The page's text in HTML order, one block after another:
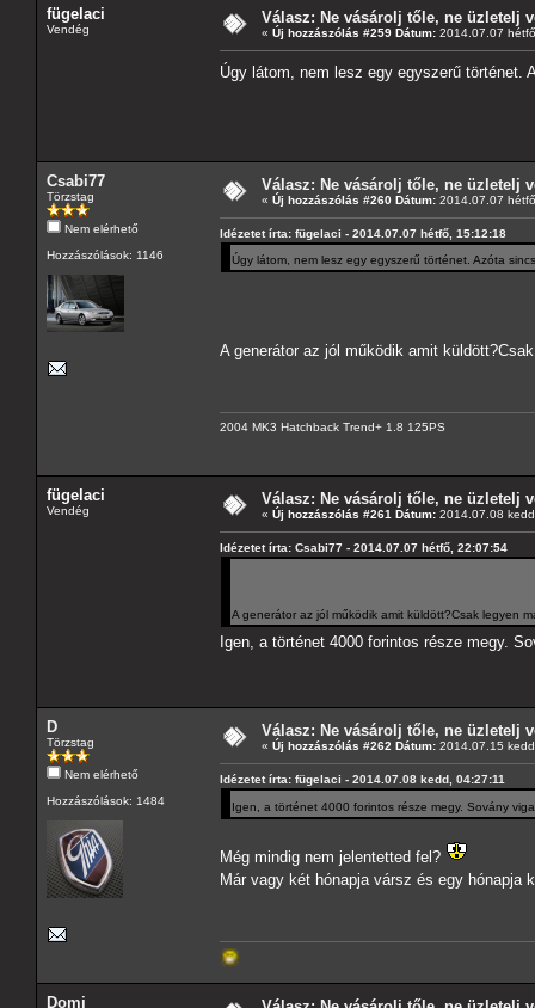
fügelaci
Vendég
Válasz: Ne vásárolj tőle, ne üzletelj
« Új hozzászólás #259 Dátum: 2014.07.07
Úgy látom, nem lesz egy egyszerű
Csabi77
Törzstag
Nem elérhető
Hozzászólások: 1146
Válasz: Ne vásárolj tőle, ne üzletelj
« Új hozzászólás #260 Dátum: 2014.07.07
Idézetet írta: fügelaci - 2014.07.07 hétfő, 15:12:18
Úgy látom, nem lesz egy egyszerű történet. Azóta
A generátor az jól működik amit
2004 MK3 Hatchback Trend+ 1.8 125PS
fügelaci
Vendég
Válasz: Ne vásárolj tőle, ne üzletelj
« Új hozzászólás #261 Dátum: 2014.07.08
Idézetet írta: Csabi77 - 2014.07.07 hétfő, 22:07:54
A generátor az jól működik amit küldött?Csak legyen
Igen, a történet 4000 forintos része megy.
D
Törzstag
Nem elérhető
Hozzászólások: 1484
Válasz: Ne vásárolj tőle, ne üzletelj
« Új hozzászólás #262 Dátum: 2014.07.15
Idézetet írta: fügelaci - 2014.07.08 kedd, 04:27:11
Igen, a történet 4000 forintos része megy. Sovány
Még mindig nem jelentetted fel?
Már vagy két hónapja vársz és egy hónapja
Domi